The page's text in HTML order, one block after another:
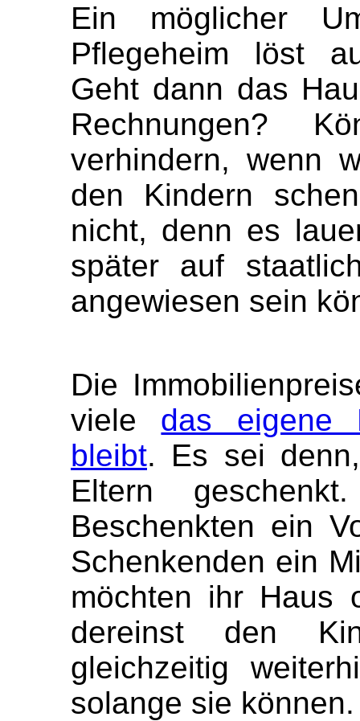
Ein möglicher
Pflegeheim löst
Geht dann das
Rechnungen?
verhindern, wenn
den Kindern
nicht, denn es
später auf
angewiesen sein
Die
viele das eigene
bleibt. Es sei
Eltern
Beschenkten ein
Schenkenden ein
möchten ihr Haus
dereinst den
gleichzeitig
solange sie können.